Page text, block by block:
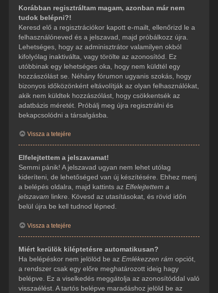
Korábban regisztráltam magam, azonban már nem
tudok belépni?!
Keresd elő a regisztrációkor kapott e-mailt, ellenőrizd le a
felhasználóneved és a jelszavad, majd próbálkozz újra.
Lehetséges, hogy az adminisztrátor valamilyen okból
kifolyólag inaktiválta, vagy törölte az azonosítód. Ez
utóbbinak egy lehetséges oka, hogy nem küldtél egy
hozzászólást se. Néhány fórumon ugyanis szokás, hogy
bizonyos időközönként eltávolítják az olyan felhasználókat,
akik nem küldtek hozzászólást, hogy csökkentsék az
adatbázis méretét. Próbálj meg újra regisztrálni és
bekapcsolódni a társalgásba.
Vissza a tetejére
Elfelejtettem a jelszavamat!
Semmi pánik! A jelszavad ugyan nem lehet utólag
kideríteni, de lehetőséged van új készítésére. Ehhez menj
a belépés oldalra, majd kattints az Elfelejtettem a
jelszavam linkre. Kövesd az utasításokat, és rövid időn
belül újra be kell tudnod lépned.
Vissza a tetejére
Miért kerülök kiléptetésre automatikusan?
Ha belépéskor nem jelölöd be az Emlékezzen rám opciót,
a rendszer csak egy előre meghatározott ideig hagy
belépve. Ez a viselkedés meggátolja az azonosítóddal való
visszaélést. A tartós belépve maradáshoz jelöld be az